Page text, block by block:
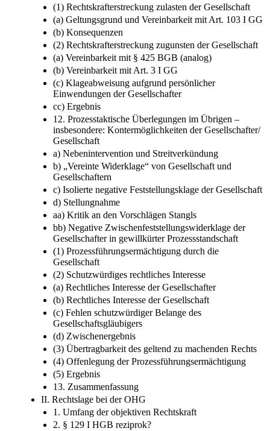
(1) Rechtskrafterstreckung zulasten der Gesellschaft
(a) Geltungsgrund und Vereinbarkeit mit Art. 103 I GG
(b) Konsequenzen
(2) Rechtskrafterstreckung zugunsten der Gesellschaft
(a) Vereinbarkeit mit § 425 BGB (analog)
(b) Vereinbarkeit mit Art. 3 I GG
(c) Klageabweisung aufgrund persönlicher
Einwendungen der Gesellschafter
cc) Ergebnis
12. Prozesstaktische Überlegungen im Übrigen –​
insbesondere: Kontermöglichkeiten der Gesellschafter/​
Gesellschaft
a) Nebenintervention und Streitverkündung
b) „Vereinte Widerklage“ von Gesellschaft und
Gesellschaftern
c) Isolierte negative Feststellungsklage der Gesellschaft
d) Stellungnahme
aa) Kritik an den Vorschlägen Stangls
bb) Negative Zwischenfeststellungswiderklage der
Gesellschafter in gewillkürter Prozessstandschaft
(1) Prozessführungsermächtigung durch die
Gesellschaft
(2) Schutzwürdiges rechtliches Interesse
(a) Rechtliches Interesse der Gesellschafter
(b) Rechtliches Interesse der Gesellschaft
(c) Fehlen schutzwürdiger Belange des
Gesellschaftsgläubigers
(d) Zwischenergebnis
(3) Übertragbarkeit des geltend zu machenden Rechts
(4) Offenlegung der Prozessführungsermächtigung
(5) Ergebnis
13. Zusammenfassung
II. Rechtslage bei der OHG
1. Umfang der objektiven Rechtskraft
2. § 129 I HGB reziprok?